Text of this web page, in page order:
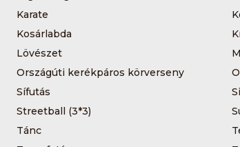
Karate
Kosárlabda
Lövészet
Országúti kerékpáros körverseny
Sífutás
Streetball (3*3)
Tánc